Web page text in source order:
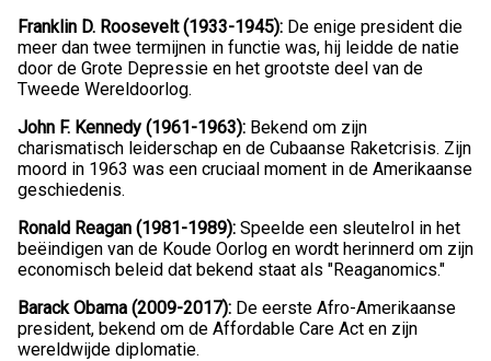
Franklin D. Roosevelt (1933-1945): De enige president die
meer dan twee termijnen in functie was, hij leidde de natie
door de Grote Depressie en het grootste deel van de
Tweede Wereldoorlog.
John F. Kennedy (1961-1963): Bekend om zijn
charismatisch leiderschap en de Cubaanse Raketcrisis. Zijn
moord in 1963 was een cruciaal moment in de Amerikaanse
geschiedenis.
Ronald Reagan (1981-1989): Speelde een sleutelrol in het
beëindigen van de Koude Oorlog en wordt herinnerd om zijn
economisch beleid dat bekend staat als "Reaganomics."
Barack Obama (2009-2017): De eerste Afro-Amerikaanse
president, bekend om de Affordable Care Act en zijn
wereldwijde diplomatie.